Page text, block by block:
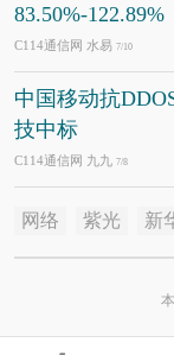
83.50%-122.89%
C114通信网 水易 7/10
中国移动抗
技中标
C114通信网 九九 7/8
网络 紫光 新